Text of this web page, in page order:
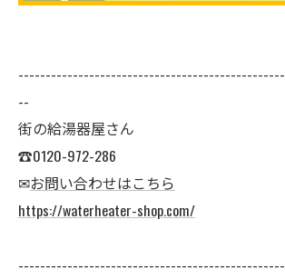
--
街の給湯器屋さん
☎0120-972-286
✉お問い合わせはこちら
https://waterheater-shop.com/